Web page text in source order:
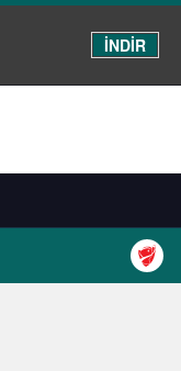
İNDİR